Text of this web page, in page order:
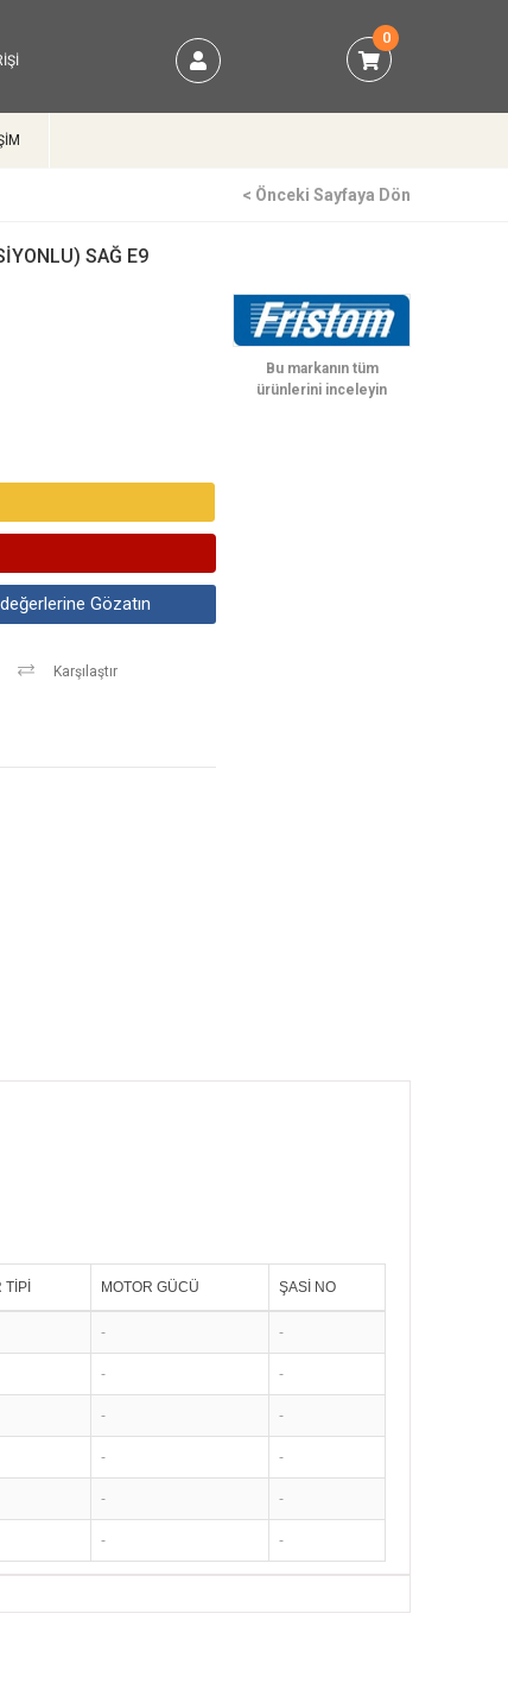
0
< Önceki Sayfaya Dön
SAĞ E9
Gözatın
Karşılaştır
TİPİ MOTOR GÜCÜ ŞASİ NO
- -
- -
- -
- -
- -
- -